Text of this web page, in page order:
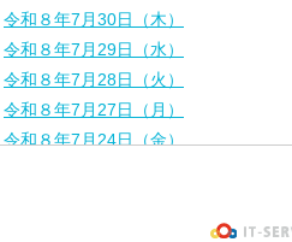
令和８年7月30日（木）
令和８年7月29日（水）
令和８年7月28日（火）
令和８年7月27日（月）
令和８年7月24日（金）